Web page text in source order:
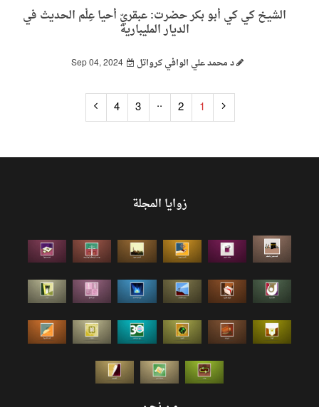
الشيخ كي كي أبو بكر حضرت: عبقريّ أحيا عِلْم الحديث في
الديار المليبارية
د محمد علي الوافي كرواتل Sep 04, 2024
1
2
..
3
4
زوايا المجلة